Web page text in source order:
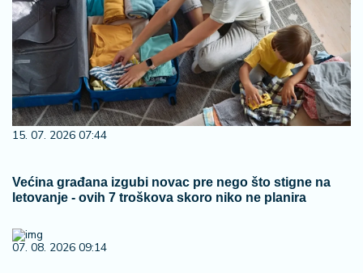
15. 07. 2026 07:44
Većina građana izgubi novac pre nego što stigne na
letovanje - ovih 7 troškova skoro niko ne planira
07. 08. 2026 09:14